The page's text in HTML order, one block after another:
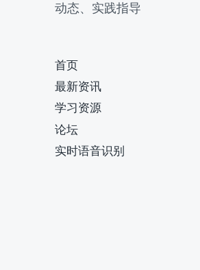
动态、实践指导
首页
最新资讯
学习资源
论坛
实时语音识别